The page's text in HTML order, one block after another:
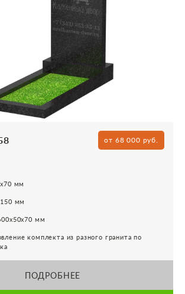
от 68 000 руб.
мм
мм
мм
комплекта из разного гранита по
ПОДРОБНЕЕ